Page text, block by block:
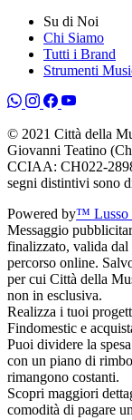
Su di Noi
Chi Siamo
Tutti i Brand
Strumenti
© 2021 Città della
Giovanni Teatino
CCIAA: CH022-
segni distintivi sono
Powered by™ Lusso
Messaggio
finalizzato, valida
percorso online.
per cui Città della
non in esclusiva.
Realizza i tuoi
Findomestic e
Puoi dividere la
con un piano di
rimangono costanti.
Scopri maggiori
comodità di pagare